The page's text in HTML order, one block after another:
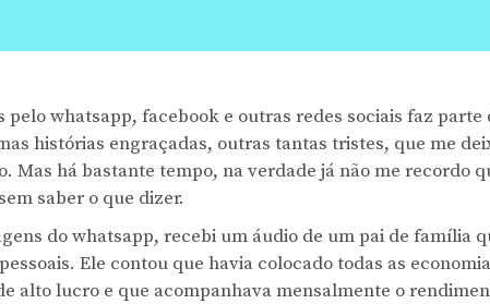
pelo whatsapp, facebook e outras redes sociais faz parte
histórias engraçadas, outras tantas tristes, que me
Mas há bastante tempo, na verdade já não me recordo
saber o que dizer.
do whatsapp, recebi um áudio de um pai de família
Ele contou que havia colocado todas as
alto lucro e que acompanhava mensalmente o